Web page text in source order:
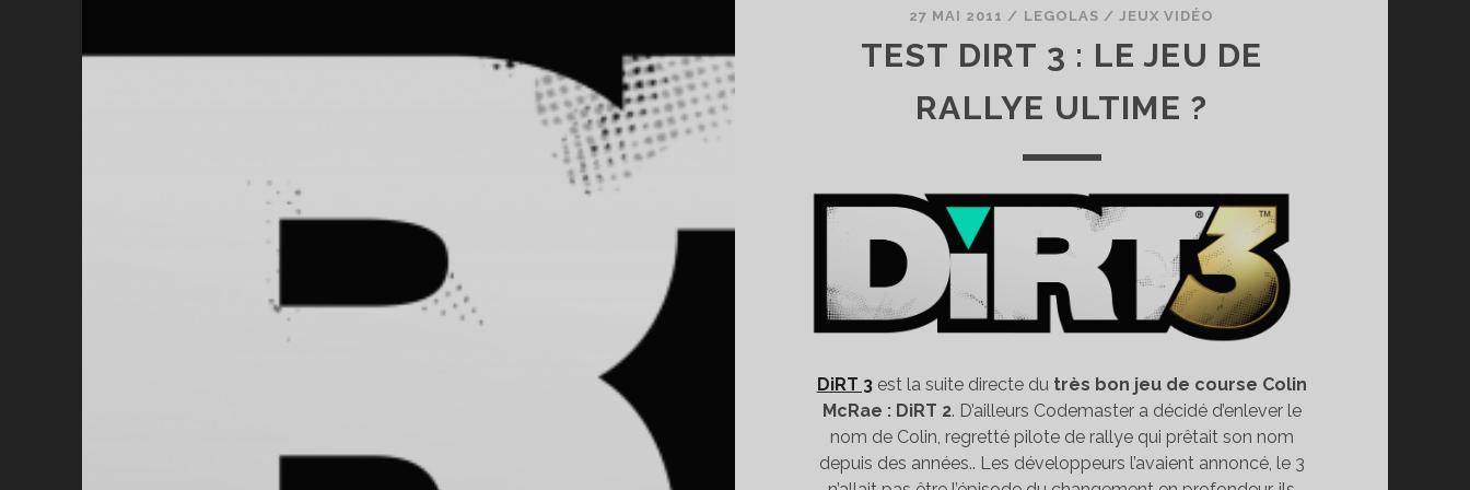
27 MAI 2011 / LEGOLAS / JEUX VIDÉO
TEST DIRT 3 : LE JEU DE
RALLYE ULTIME ?
DiRT 3 est la suite directe du très bon jeu de course Colin
McRae : DiRT 2. D’ailleurs Codemaster a décidé d’enlever le
nom de Colin, regretté pilote de rallye qui prêtait son nom
depuis des années.. Les développeurs l’avaient annoncé, le 3